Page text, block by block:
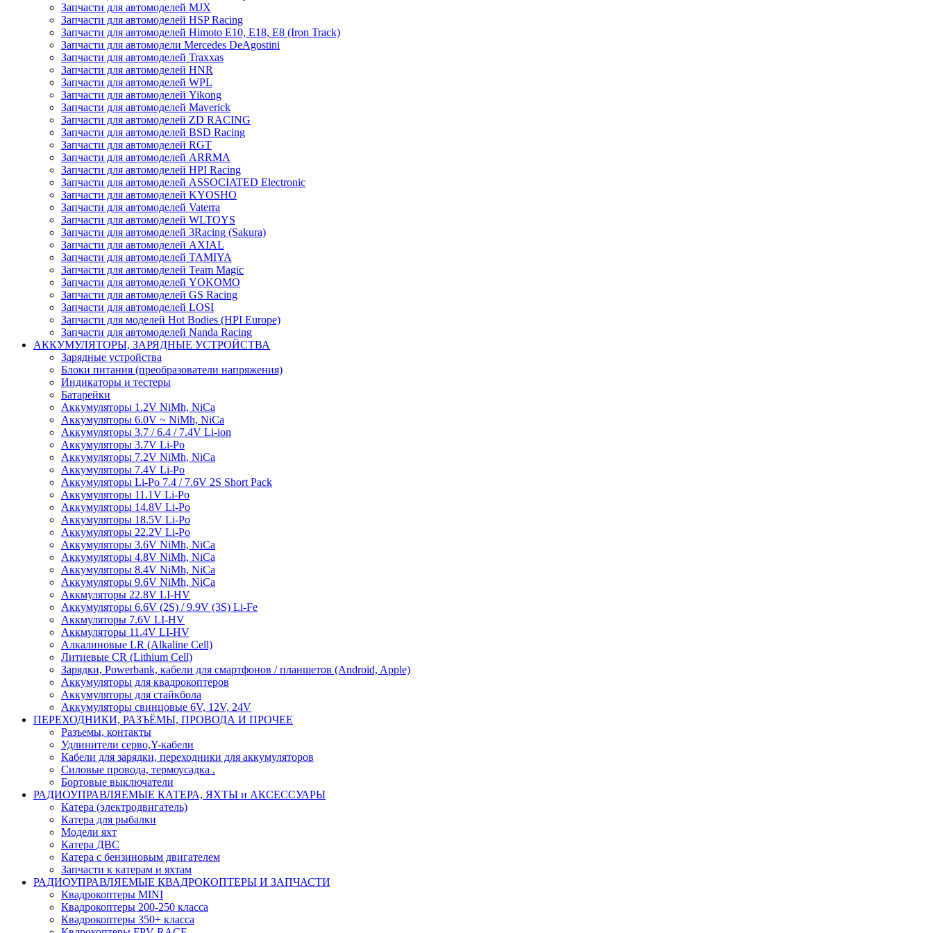
Запчасти для автомоделей MJX
Запчасти для автомоделей HSP Racing
Запчасти для автомоделей Himoto E10, E18, E8 (Iron Track)
Запчасти для автомодели Mercedes DeAgostini
Запчасти для автомоделей Traxxas
Запчасти для автомоделей HNR
Запчасти для автомоделей WPL
Запчасти для автомоделей Yikong
Запчасти для автомоделей Maverick
Запчасти для автомоделей ZD RACING
Запчасти для автомоделей BSD Racing
Запчасти для автомоделей RGT
Запчасти для автомоделей ARRMA
Запчасти для автомоделей HPI Racing
Запчасти для автомоделей ASSOCIATED Electronic
Запчасти для автомоделей KYOSHO
Запчасти для автомоделей Vaterra
Запчасти для автомоделей WLTOYS
Запчасти для автомоделей 3Racing (Sakura)
Запчасти для автомоделей AXIAL
Запчасти для автомоделей TAMIYA
Запчасти для автомоделей Team Magic
Запчасти для автомоделей YOKOMO
Запчасти для автомоделей GS Racing
Запчасти для автомоделей LOSI
Запчасти для моделей Hot Bodies (HPI Europe)
Запчасти для автомоделей Nanda Racing
АККУМУЛЯТОРЫ, ЗАРЯДНЫЕ УСТРОЙСТВА
Зарядные устройства
Блоки питания (преобразователи напряжения)
Индикаторы и тестеры
Батарейки
Аккумуляторы 1.2V NiMh, NiCa
Аккумуляторы 6.0V ~ NiMh, NiCa
Аккумуляторы 3.7 / 6.4 / 7.4V Li-ion
Аккумуляторы 3.7V Li-Po
Аккумуляторы 7.2V NiMh, NiCa
Аккумуляторы 7.4V Li-Po
Аккумуляторы Li-Po 7.4 / 7.6V 2S Short Pack
Аккумуляторы 11.1V Li-Po
Аккумуляторы 14.8V Li-Po
Аккумуляторы 18.5V Li-Po
Аккумуляторы 22.2V Li-Po
Аккумуляторы 3.6V NiMh, NiCa
Аккумуляторы 4.8V NiMh, NiCa
Аккумуляторы 8.4V NiMh, NiCa
Аккумуляторы 9.6V NiMh, NiCa
Аккмуляторы 22.8V LI-HV
Аккумуляторы 6.6V (2S) / 9.9V (3S) Li-Fe
Аккмуляторы 7.6V LI-HV
Аккмуляторы 11.4V LI-HV
Алкалиновые LR (Alkaline Cell)
Литиевые CR (Lithium Сell)
Зарядки, Powerbank, кабели для смартфонов / планшетов (Android, Apple)
Аккумуляторы для квадрокоптеров
Аккумуляторы для стайкбола
Аккумуляторы свинцовые 6V, 12V, 24V
ПЕРЕХОДНИКИ, РАЗЪЁМЫ, ПРОВОДА И ПРОЧЕЕ
Разъемы, контакты
Удлинители серво,Y-кабели
Кабели для зарядки, переходники для аккумуляторов
Силовые провода, термоусадка .
Бортовые выключатели
РАДИОУПРАВЛЯЕМЫЕ КАТЕРА, ЯХТЫ и АКСЕССУАРЫ
Катера (электродвигатель)
Катера для рыбалки
Модели яхт
Катера ДВС
Катера с бензиновым двигателем
Запчасти к катерам и яхтам
РАДИОУПРАВЛЯЕМЫЕ КВАДРОКОПТЕРЫ И ЗАПЧАСТИ
Квадрокоптеры MINI
Квадрокоптеры 200-250 класса
Квадрокоптеры 350+ класса